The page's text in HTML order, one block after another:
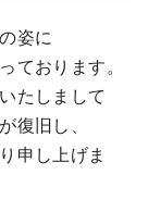
姿に
ております。
たしまして
復旧し、
申し上げま